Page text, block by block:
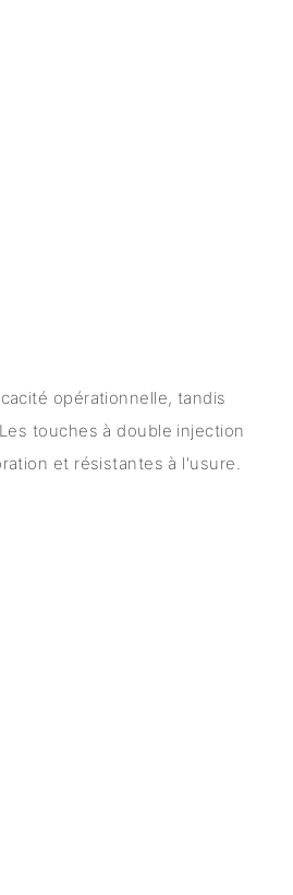
opérationnelle, tandis
touches à double injection
et résistantes à l'usure.